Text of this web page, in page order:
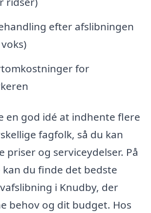
efter afslibningen
for
en god idé at indhente flere
fagfolk, så du kan
priser og serviceydelser. På
du finde det bedste
i Knudby, der
behov og dit budget. Hos